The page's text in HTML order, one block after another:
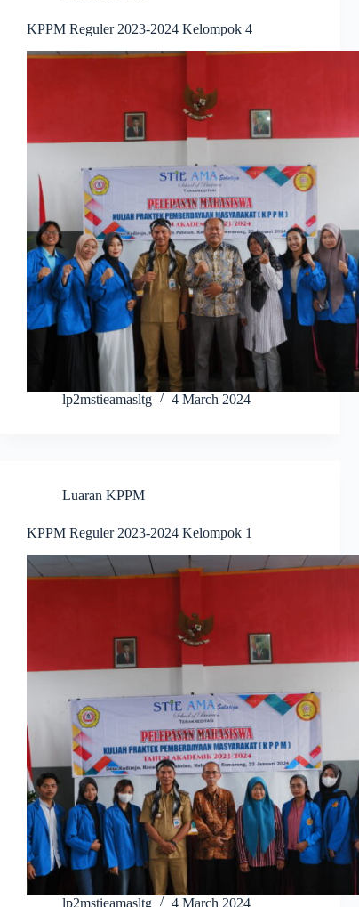
KPPM Reguler 2023-2024 Kelompok 4
lp2mstieamasltg 4 March 2024
Luaran KPPM
KPPM Reguler 2023-2024 Kelompok 1
lp2mstieamasltg 4 March 2024